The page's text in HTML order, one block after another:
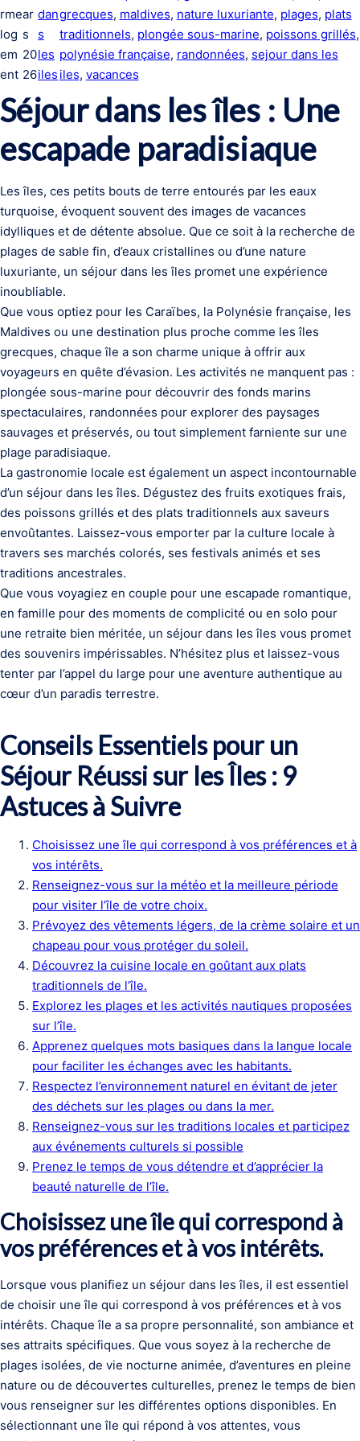
rme
log
em
ent
ar
s
20
26
dan
s
les
iles
grecques, maldives, nature luxuriante, plages, plats
traditionnels, plongée sous-marine, poissons grillés
polynésie française, randonnées, sejour dans les
iles, vacances
Séjour dans les îles : Une
escapade paradisiaque
Les îles, ces petits bouts de terre entourés par les eaux
turquoise, évoquent souvent des images de vacances
idylliques et de détente absolue. Que ce soit à la recherche de
plages de sable fin, d’eaux cristallines ou d’une nature
luxuriante, un séjour dans les îles promet une expérience
inoubliable.
Que vous optiez pour les Caraïbes, la Polynésie française, les
Maldives ou une destination plus proche comme les îles
grecques, chaque île a son charme unique à offrir aux
voyageurs en quête d’évasion. Les activités ne manquent pas :
plongée sous-marine pour découvrir des fonds marins
spectaculaires, randonnées pour explorer des paysages
sauvages et préservés, ou tout simplement farniente sur une
plage paradisiaque.
La gastronomie locale est également un aspect incontournable
d’un séjour dans les îles. Dégustez des fruits exotiques frais,
des poissons grillés et des plats traditionnels aux saveurs
envoûtantes. Laissez-vous emporter par la culture locale à
travers ses marchés colorés, ses festivals animés et ses
traditions ancestrales.
Que vous voyagiez en couple pour une escapade romantique,
en famille pour des moments de complicité ou en solo pour
une retraite bien méritée, un séjour dans les îles vous promet
des souvenirs impérissables. N’hésitez plus et laissez-vous
tenter par l’appel du large pour une aventure authentique au
cœur d’un paradis terrestre.
Conseils Essentiels pour un
Séjour Réussi sur les Îles : 9
Astuces à Suivre
Choisissez une île qui correspond à vos préférences et à
vos intérêts.
Renseignez-vous sur la météo et la meilleure période
pour visiter l’île de votre choix.
Prévoyez des vêtements légers, de la crème solaire et un
chapeau pour vous protéger du soleil.
Découvrez la cuisine locale en goûtant aux plats
traditionnels de l’île.
Explorez les plages et les activités nautiques proposées
sur l’île.
Apprenez quelques mots basiques dans la langue locale
pour faciliter les échanges avec les habitants.
Respectez l’environnement naturel en évitant de jeter
des déchets sur les plages ou dans la mer.
Renseignez-vous sur les traditions locales et participez
aux événements culturels si possible
Prenez le temps de vous détendre et d’apprécier la
beauté naturelle de l’île.
Choisissez une île qui correspond à
vos préférences et à vos intérêts.
Lorsque vous planifiez un séjour dans les îles, il est essentiel
de choisir une île qui correspond à vos préférences et à vos
intérêts. Chaque île a sa propre personnalité, son ambiance et
ses attraits spécifiques. Que vous soyez à la recherche de
plages isolées, de vie nocturne animée, d’aventures en pleine
nature ou de découvertes culturelles, prenez le temps de bien
vous renseigner sur les différentes options disponibles. En
sélectionnant une île qui répond à vos attentes, vous